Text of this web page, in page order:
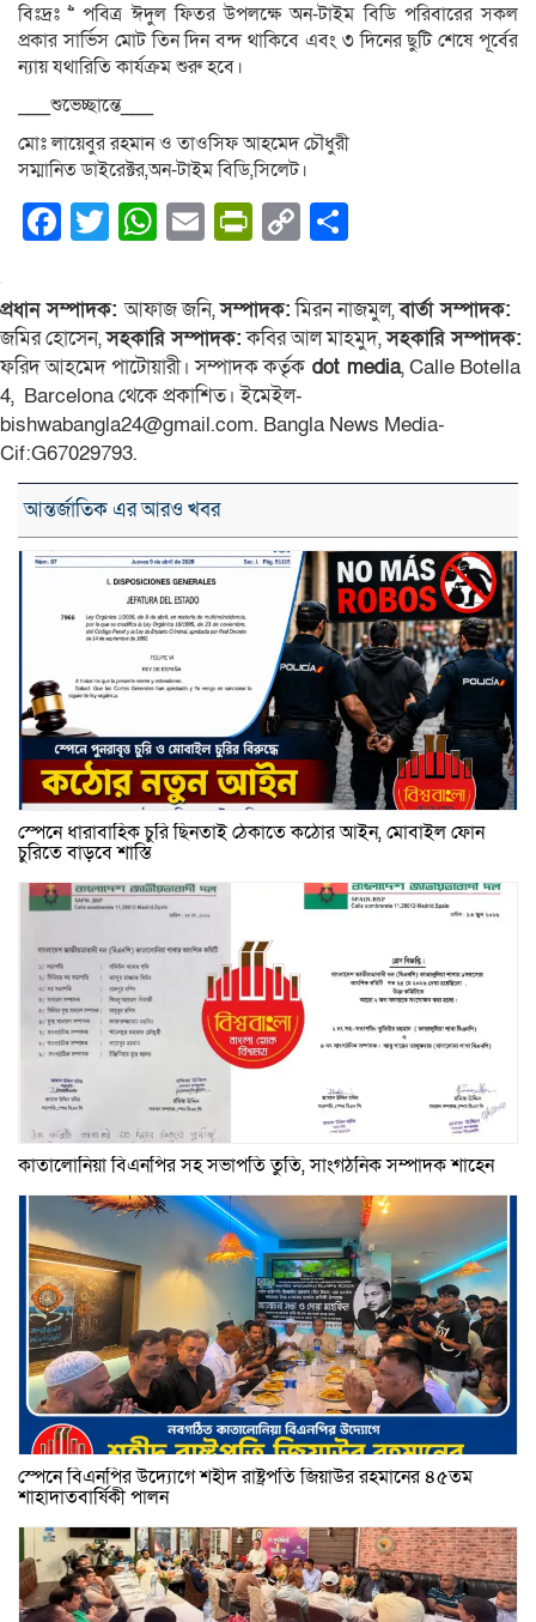
বিঃদ্রঃ >> পবিত্র ঈদুল ফিতর উপলক্ষে অন-টাইম বিডি পরিবারের সকল
প্রকার সার্ভিস মোট তিন দিন বন্দ থাকিবে এবং ৩ দিনের ছুটি শেষে পূর্বের
ন্যায় যথারিতি কার্যক্রম শুরু হবে।
___শুভেচ্ছান্তে___
মোঃ লায়েবুর রহমান ও তাওসিফ আহমেদ চৌধুরী
সম্মানিত ডাইরেক্টর,অন-টাইম বিডি,সিলেট।
Facebook
Twitter
WhatsApp
EmailPrintFriendly
Copy
প্রধান সম্পাদক:আফাজ জনি,সম্পাদক:মিরন নাজমুল,বার্তা সম্পাদক:
জমির হোসেন,সহকারি সম্পাদক:কবির আল মাহমুদ,সহকারি সম্পাদক:
ফরিদ আহমেদ পাটোয়ারী। সম্পাদক কর্তৃক dot media, Calle Botella
4, Barcelona থেকে প্রকাশিত। ইমেইল-
bishwabangla24@gmail.com. Bangla News Media-
Cif:G67029793.
আন্তর্জাতিক এর আরও খবর
স্পেনে ধারাবাহিক চুরি ছিনতাই ঠেকাতে কঠোর আইন, মোবাইল ফোন
চুরিতে বাড়বে শাস্তি
কাতালোনিয়া বিএনপির সহ সভাপতি তুতি, সাংগঠনিক সম্পাদক শাহেন
স্পেনে বিএনপির উদ্যোগে শহীদ রাষ্ট্রপতি জিয়াউর রহমানের ৪৫তম
শাহাদাতবার্ষিকী পালন